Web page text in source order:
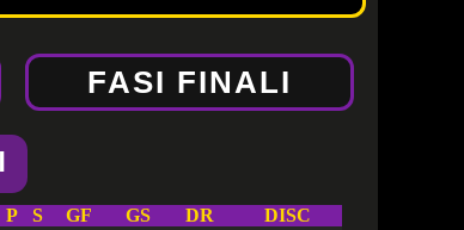
FASI FINALI
P S GF GS DR
DISC